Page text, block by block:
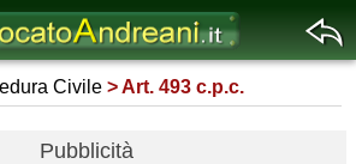
Civile Art. 493 c.p.c.
Pubblicità